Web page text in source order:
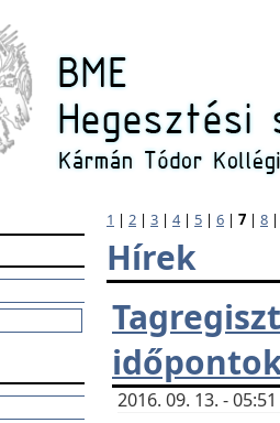
1 | 2 | 3 | 4| 5 | 6 | 7 | 8
Hírek
2016. 09. 13. -